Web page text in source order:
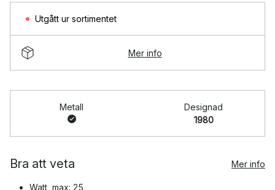
Utgått ur sortimentet
Mer info
Metall
Designad
1980
Bra att veta Mer info
Watt, max: 25